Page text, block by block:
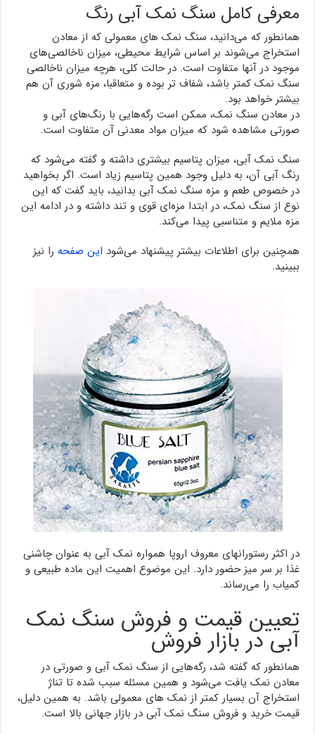
معرفی کامل سنگ نمک آبی رنگ
همانطور که می‌دانید، سنگ نمک های معمولی که از معادن
استخراج می‌شوند بر اساس شرایط محیطی، میزان ناخالصی‌های
موجود در آنها متفاوت است. در حالت کلی، هرچه میزان ناخالصی
سنگ نمک کمتر باشد، شفاف تر بوده و متعاقبا، مزه شوری آن هم
بیشتر خواهد بود.
در معادن سنگ نمک، ممکن است رگه‌هایی با رنگ‌های آبی و
صورتی مشاهده شود که میزان مواد معدنی آن متفاوت است.
سنگ نمک آبی، میزان پتاسیم بیشتری داشته و گفته می‌شود که
رنگ آبی آن، به دلیل وجود همین پتاسیم زیاد است. اگر بخواهید
در خصوص طعم و مزه سنگ نمک آبی بدانید، باید گفت که این
نوع از سنگ نمک، در ابتدا مزه‌ای قوی و تند داشته و در ادامه این
مزه ملایم و متناسبی پیدا می‌کند.
همچنین برای اطلاعات بیشتر پیشنهاد می‌شود این صفحه را نیز
ببینید.
در اکثر رستورانهای معروف اروپا همواره نمک آبی به عنوان چاشنی
غذا بر سر میز حضور دارد. این موضوع اهمیت این ماده طبیعی و
کمیاب را می‌رساند.
تعیین قیمت و فروش سنگ نمک
آبی در بازار فروش
همانطور که گفته شد، رگه‌هایی از سنگ نمک آبی و صورتی در
معادن نمک یافت می‌شود و همین مسئله سبب شده تا تناژ
استخراج آن بسیار کمتر از نمک های معمولی باشد. به همین دلیل،
قیمت خرید و فروش سنگ نمک آبی در بازار جهانی بالا است.